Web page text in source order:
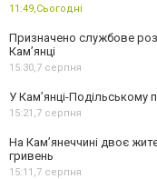
11:49,Сьогодні
Призначено службове
Кам’янці
15:30,7 серпня
У Кам’янці-Подільському
15:21,7 серпня
На Камʼянеччині двоє
гривень
15:11,7 серпня